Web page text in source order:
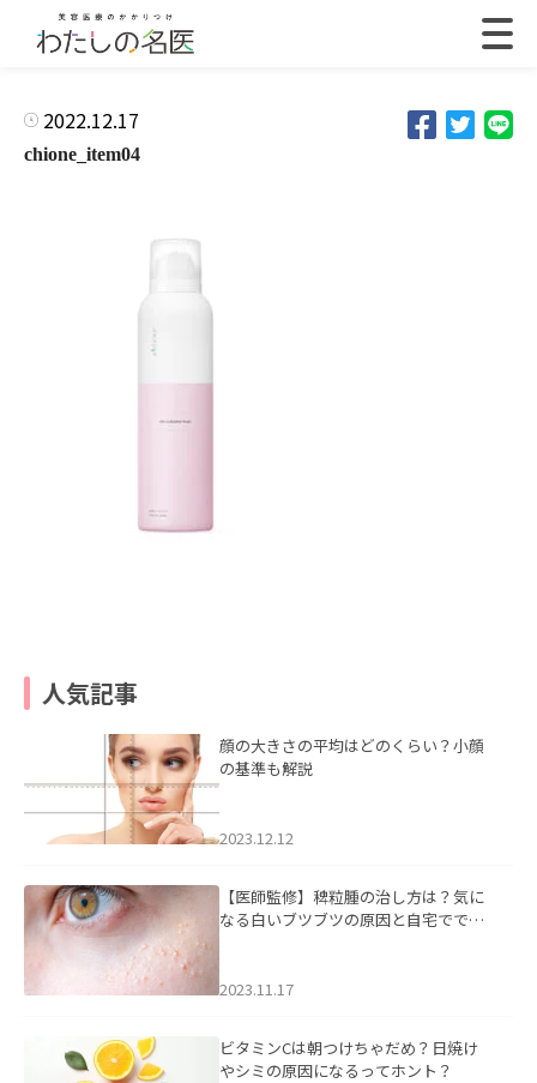
2022.12.17
chione_item04
人気記事
顔の大きさの平均はどのくらい？小顔
の基準も解説
2023.12.12
【医師監修】稗粒腫の治し方は？気に
なる白いブツブツの原因と自宅ででき
2023.11.17
ビタミンCは朝つけちゃだめ？日焼け
やシミの原因になるってホント？